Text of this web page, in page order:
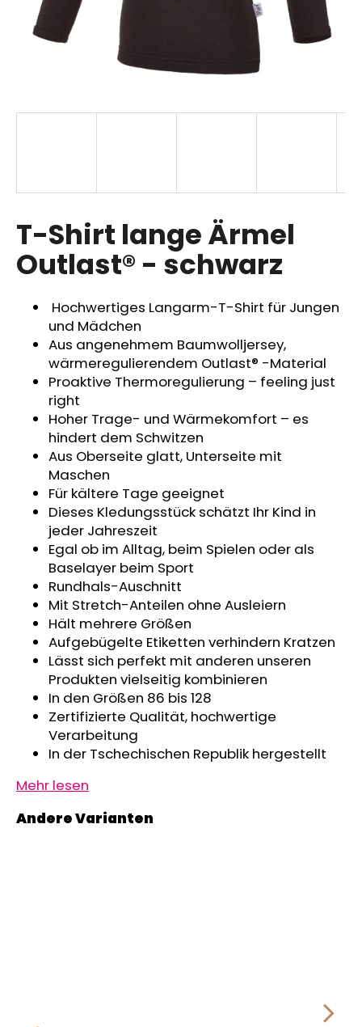
T-Shirt lange Ärmel
Outlast® - schwarz
Hochwertiges Langarm-T-Shirt für Jungen
und Mädchen
Aus angenehmem Baumwolljersey,
wärmeregulierendem Outlast® -Material
Proaktive Thermoregulierung – feeling just
right
Hoher Trage- und Wärmekomfort – es
hindert dem Schwitzen
Aus Oberseite glatt, Unterseite mit
Maschen
Für kältere Tage geeignet
Dieses Kledungsstück schätzt Ihr Kind in
jeder Jahreszeit
Egal ob im Alltag, beim Spielen oder als
Baselayer beim Sport
Rundhals-Auschnitt
Mit Stretch-Anteilen ohne Ausleiern
Hält mehrere Größen
Aufgebügelte Etiketten verhindern Kratzen
Lässt sich perfekt mit anderen unseren
Produkten vielseitig kombinieren
In den Größen 86 bis 128
Zertifizierte Qualität, hochwertige
Verarbeitung
In der Tschechischen Republik hergestellt
Mehr lesen
p
f
e
h
SWEATHOSE
DENIM
LÖWE
€32,50